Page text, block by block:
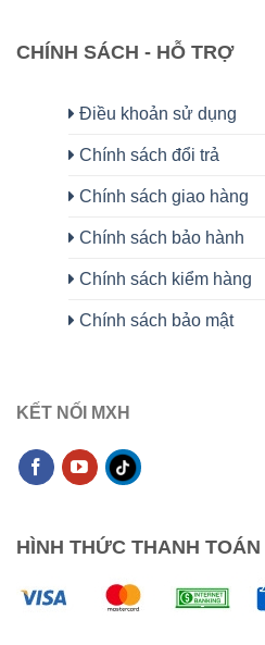
CHÍNH SÁCH - HỖ TRỢ
Điều khoản sử dụng
Chính sách đổi trả
Chính sách giao hàng
Chính sách bảo hành
Chính sách kiểm hàng
Chính sách bảo mật
KẾT NỐI MXH
HÌNH THỨC THANH TOÁN